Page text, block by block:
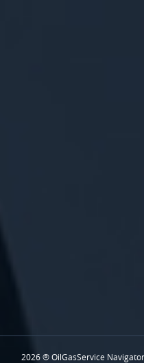
2026 ® OilGasService